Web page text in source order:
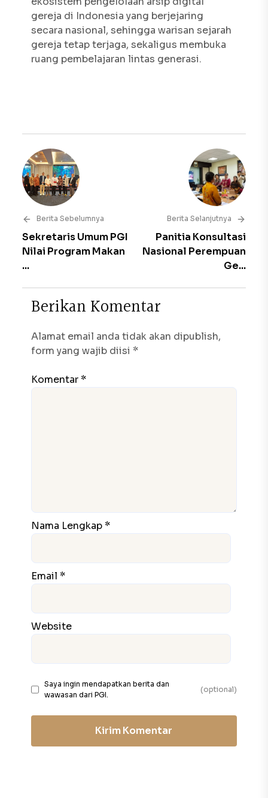
gereja di Indonesia yang berjejaring
secara nasional, sehingga warisan sejarah
gereja tetap terjaga, sekaligus membuka
ruang pembelajaran lintas generasi.
Berita Sebelumnya
Sekretaris Umum PGI
Nilai Program Makan
...
Berita Selanjutnya
Panitia Konsultasi
Nasional Perempuan
Ge...
Berikan Komentar
Alamat email anda tidak akan dipublish,
form yang wajib diisi *
Komentar *
Nama Lengkap *
Email *
Website
Saya ingin mendapatkan berita dan
wawasan dari PGI.
(optional)
Kirim Komentar